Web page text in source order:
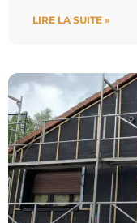
LIRE LA SUITE »